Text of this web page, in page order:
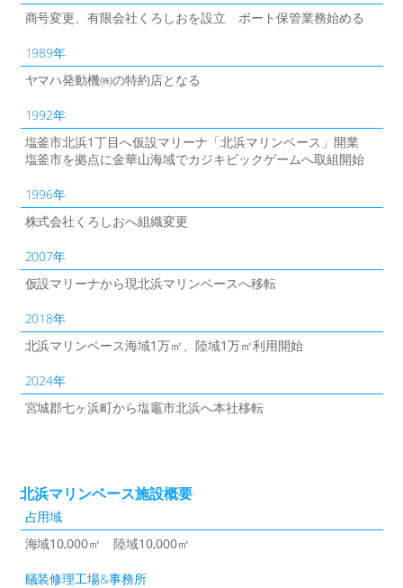
商号変更、有限会社くろしおを設立 ボート保管業務始める
1989年
ヤマハ発動機㈱の特約店となる
1992年
塩釜市北浜1丁目へ仮設マリーナ「北浜マリンベース」開業
塩釜市を拠点に金華山海域でカジキビックゲームへ取組開始
1996年
株式会社くろしおへ組織変更
2007年
仮設マリーナから現北浜マリンベースへ移転
2018年
北浜マリンベース海域1万㎡、陸域1万㎡利用開始
2024年
宮城郡七ヶ浜町から塩竈市北浜へ本社移転
北浜マリンベース施設概要
占用域
海域10,000㎡ 陸域10,000㎡
艤装修理工場&事務所